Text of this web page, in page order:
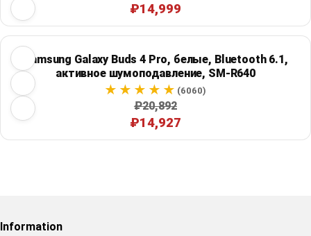
₽14,999
Samsung Galaxy Buds 4 Pro, белые, Bluetooth 6.1,
активное шумоподавление, SM-R640
(6060)
₽20,892
₽14,927
Information